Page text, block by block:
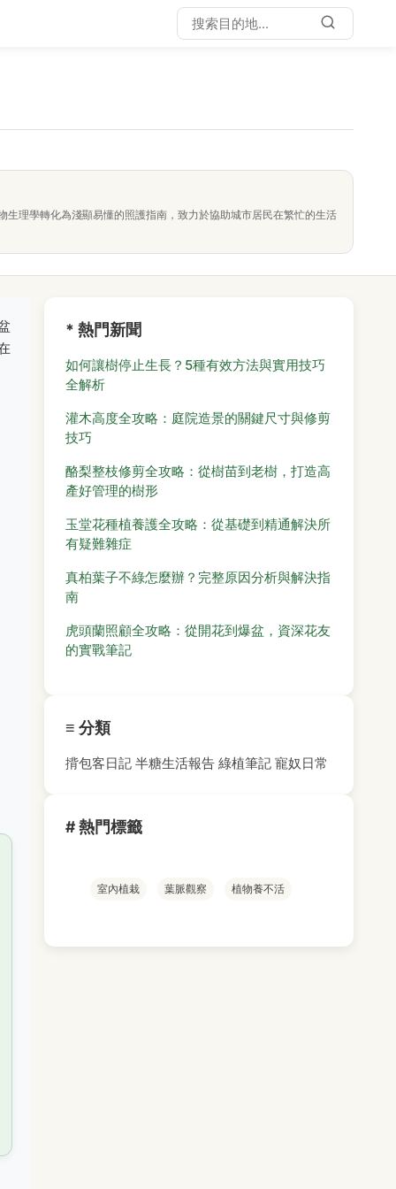
理學轉化為淺顯易懂的照護指南，致力於協助城市居民在繁忙的生活
* 熱門新聞
如何讓樹停止生長？5種有效方法與實用技巧
全解析
灌木高度全攻略：庭院造景的關鍵尺寸與修剪
技巧
酪梨整枝修剪全攻略：從樹苗到老樹，打造高
產好管理的樹形
玉堂花種植養護全攻略：從基礎到精通解決所
有疑難雜症
真柏葉子不綠怎麼辦？完整原因分析與解決指
南
虎頭蘭照顧全攻略：從開花到爆盆，資深花友
的實戰筆記
≡ 分類
揹包客日記 半糖生活報告 綠植筆記 寵奴日常
# 熱門標籤
室內植栽 葉脈觀察 植物養不活